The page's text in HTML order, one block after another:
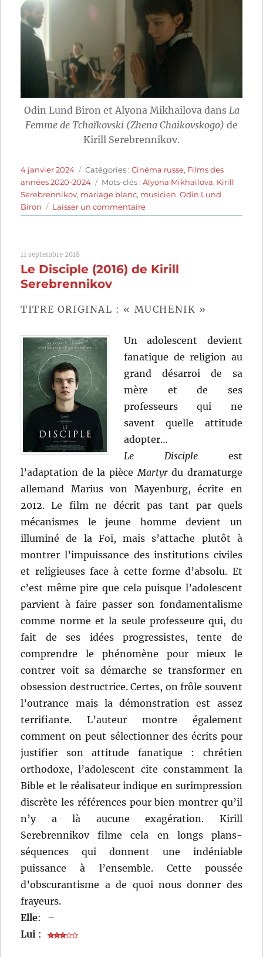
Odin Lund Biron et Alyona Mikhailova dans La
Femme de Tchaïkovski (Zhena Chaikovskogo) de
Kirill Serebrennikov.
Publié
le
4 janvier 2024 Catégories
Catégories :Cinéma russe, Films des
années 2020-2024
Étiquettes
Mots-clés :Alyona Mikhailova, Kirill
Serebrennikov, mariage blanc, musicien,Odin Lund
Biron
Laisser un commentairesur
La
(2022)
Serebrennikov
11 septembre 2018
Le Disciple (2016) de Kirill
Serebrennikov
TITRE ORIGINAL : « MUCHENIK »
Un adolescent devient
fanatique de religion au
grand désarroi de sa
mère et de ses
professeurs qui ne
savent quelle attitude
adopter…
Le Discipleest
l’adaptation de la pièceMartyrdu dramaturge
allemand Marius von Mayenburg, écrite en
2012. Le film ne décrit pas tant par quels
mécanismes le jeune homme devient un
illuminé de la Foi, mais s’attache plutôt à
montrer l’impuissance des institutions civiles
et religieuses face à cette forme d’absolu. Et
c’est même pire que cela puisque l’adolescent
parvient à faire passer son fondamentalisme
comme norme et la seule professeure qui, du
fait de ses idées progressistes, tente de
comprendre le phénomène pour mieux le
contrer voit sa démarche se transformer en
obsession destructrice. Certes, on frôle souvent
l’outrance mais la démonstration est assez
terrifiante. L’auteur montre également
comment on peut sélectionner des écrits pour
justifier son attitude fanatique : chrétien
orthodoxe, l’adolescent cite constamment la
Bible et le réalisateur indique en surimpression
discrète les références pour bien montrer qu’il
n’y a là aucune exagération. Kirill
Serebrennikov filme cela en longs plans-
séquences qui donnent une indéniable
puissance à l’ensemble. Cette poussée
d’obscurantisme a de quoi nous donner des
frayeurs.
Elle:
–
Lui :